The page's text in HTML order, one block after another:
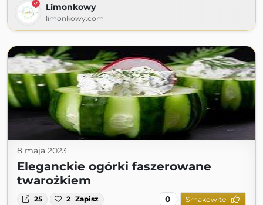
Limonkowy
limonkowy.com
8 maja 2023
Eleganckie ogórki faszerowane
twarożkiem
25 2 Zapisz 0 Smakowite